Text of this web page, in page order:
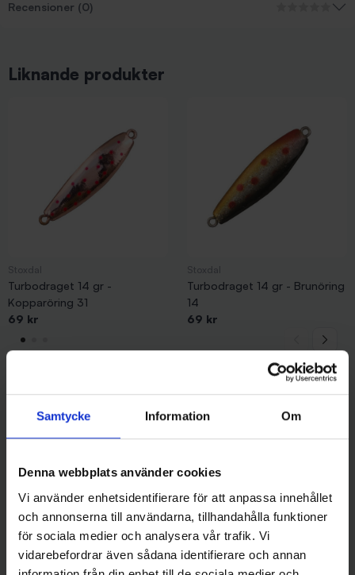
Samtycke Information Om
Denna webbplats använder cookies
Vi använder enhetsidentifierare för att anpassa innehållet
och annonserna till användarna, tillhandahålla funktioner
för sociala medier och analysera vår trafik. Vi
vidarebefordrar även sådana identifierare och annan
Recensioner (0)
Liknande produkter
Turbodraget 14 gr -
Kopparöring 31
69 kr
Turbodraget 14 gr - Brunöring
14
69 kr
Andra gillade även